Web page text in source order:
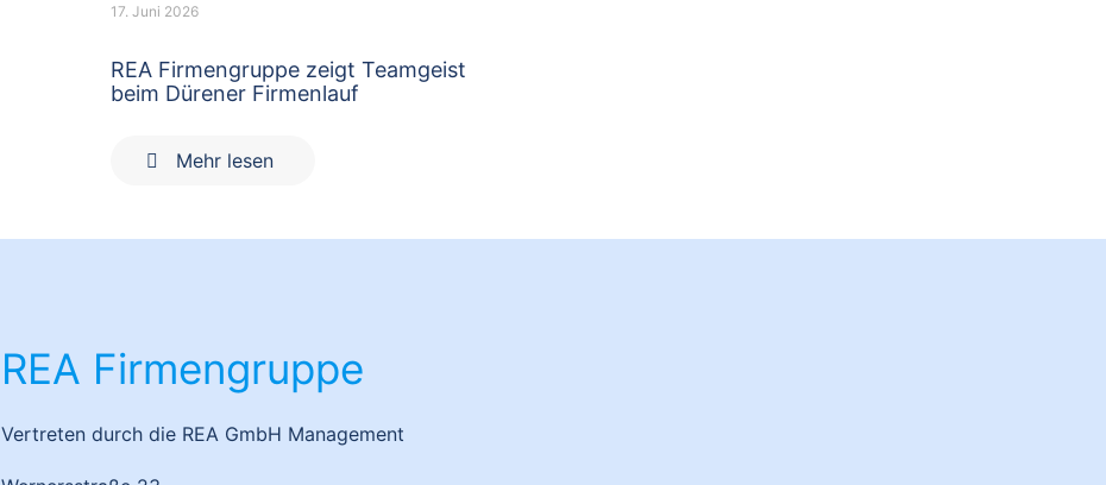
17. Juni 2026
REA Firmengruppe zeigt Teamgeist
beim Dürener Firmenlauf
Mehr lesen
REA Firmengruppe
Vertreten durch die REA GmbH Management